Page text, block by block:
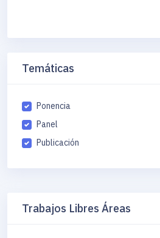
Temáticas
Ponencia
Panel
Publicación
Trabajos Libres Áreas